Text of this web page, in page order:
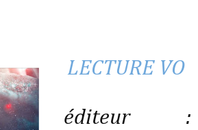
LECTURE VO
éditeur :